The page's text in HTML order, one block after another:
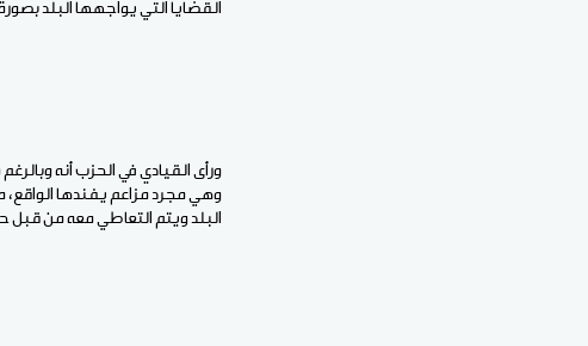
القضايا التي يواجهها البلد
ورأى القيادي في الحزب أنه
وهي مجرد مزاعم يفندها الواقع،
البلد ويتم التعاطي معه من قبل